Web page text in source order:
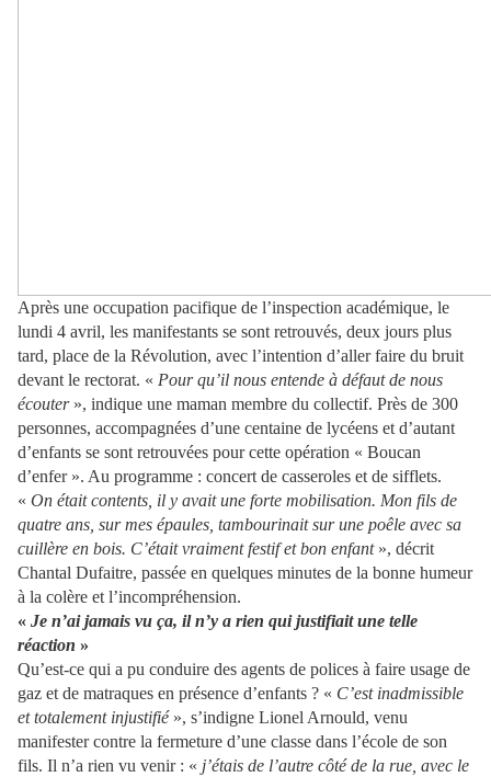
Après une occupation pacifique de l’inspection académique, le
lundi 4 avril, les manifestants se sont retrouvés, deux jours plus
tard, place de la Révolution, avec l’intention d’aller faire du bruit
devant le rectorat. « Pour qu’il nous entende à défaut de nous
écouter», indique une maman membre du collectif. Près de 300
personnes, accompagnées d’une centaine de lycéens et d’autant
d’enfants se sont retrouvées pour cette opération « Boucan
d’enfer ». Au programme : concert de casseroles et de sifflets.
« On était contents, il y avait une forte mobilisation. Mon fils de
quatre ans, sur mes épaules, tambourinait sur une poêle avec sa
cuillère en bois. C’était vraiment festif et bon enfant», décrit
Chantal Dufaitre, passée en quelques minutes de la bonne humeur
à la colère et l’incompréhension.
« Je n’ai jamais vu ça, il n’y a rien qui justifiait une telle
réaction »
Qu’est-ce qui a pu conduire des agents de polices à faire usage de
gaz et de matraques en présence d’enfants ? « C’est inadmissible
et totalement injustifié», s’indigne Lionel Arnould, venu
manifester contre la fermeture d’une classe dans l’école de son
fils. Il n’a rien vu venir : « j’étais de l’autre côté de la rue, avec le